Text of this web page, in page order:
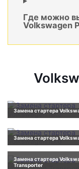
Где можно
Volkswagen
Замена стартера
Замена стартера
Замена стартера
Transporter